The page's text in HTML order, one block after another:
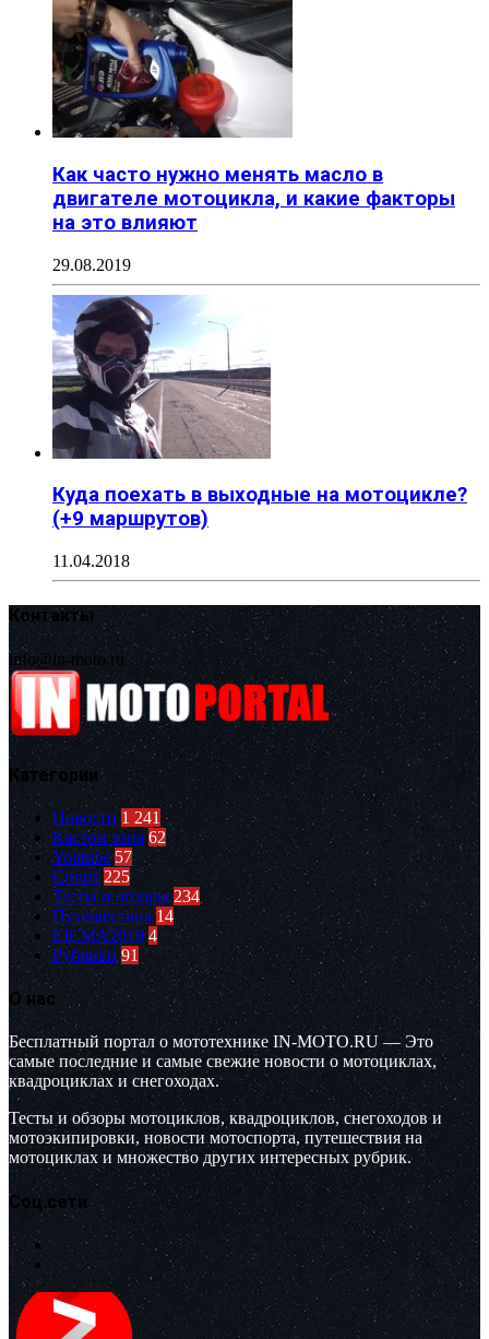
Как часто нужно менять масло в
двигателе мотоцикла, и какие факторы
на это влияют
29.08.2019
Куда поехать в выходные на мотоцикле?
(+9 маршрутов)
11.04.2018
Контакты
info@in-moto.ru
Категории
Новости 1 241
Кастом зона 62
Youtube 57
Спорт 225
Тесты и обзоры 234
Путешествия 14
EICMA2019 4
Рубрики 91
О нас
Бесплатный портал о мототехнике IN-MOTO.RU — Это
самые последние и самые свежие новости о мотоциклах,
квадроциклах и снегоходах.
Тесты и обзоры мотоциклов, квадроциклов, снегоходов и
мотоэкипировки, новости мотоспорта, путешествия на
мотоциклах и множество других интересных рубрик.
Соц.сети